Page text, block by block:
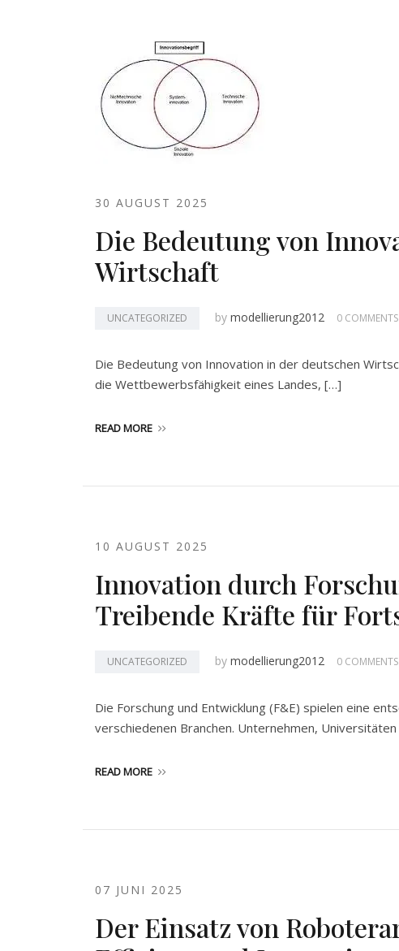
30 AUGUST 2025
Die Bedeutung von
Wirtschaft
UNCATEGORIZED by modellierung2012 0 COMMENTS
Die Bedeutung von Innovation in der deutschen
die Wettbewerbsfähigkeit eines Landes, […]
READ MORE
10 AUGUST 2025
Innovation durch
Treibende Kräfte für
UNCATEGORIZED by modellierung2012 0 COMMENTS
Die Forschung und Entwicklung (F&E) spielen eine
verschiedenen Branchen. Unternehmen,
READ MORE
07 JUNI 2025
Der Einsatz von